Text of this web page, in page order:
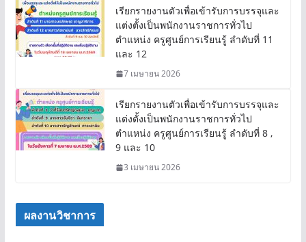
เรียกรายงานตัวเพื่อเข้ารับการบรรจุและ
แต่งตั้งเป็นพนักงานราชการทั่วไป
ตำแหน่ง ครูศูนย์การเรียนรู้ ลำดับที่ 11
และ 12
7 เมษายน 2026
เรียกรายงานตัวเพื่อเข้ารับการบรรจุและ
แต่งตั้งเป็นพนักงานราชการทั่วไป
ตำแหน่ง ครูศูนย์การเรียนรู้ ลำดับที่ 8 ,
9 และ 10
3 เมษายน 2026
ผลงานวิชาการ